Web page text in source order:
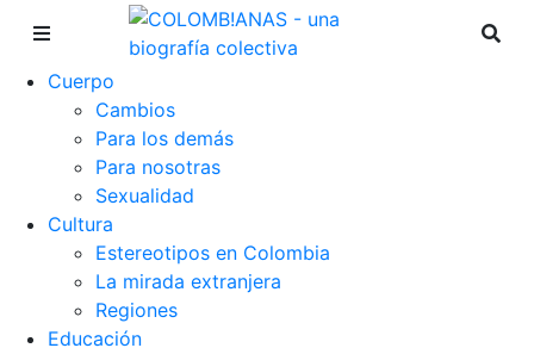
Cuerpo
Cambios
Para los demás
Para nosotras
Sexualidad
Cultura
Estereotipos en Colombia
La mirada extranjera
Regiones
Educación